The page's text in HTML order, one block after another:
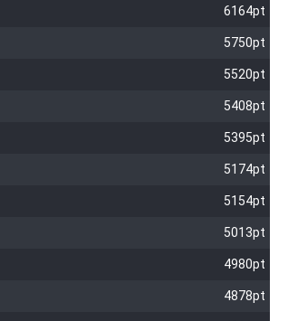
6164pt
5750pt
5520pt
5408pt
5395pt
5174pt
5154pt
5013pt
4980pt
4878pt